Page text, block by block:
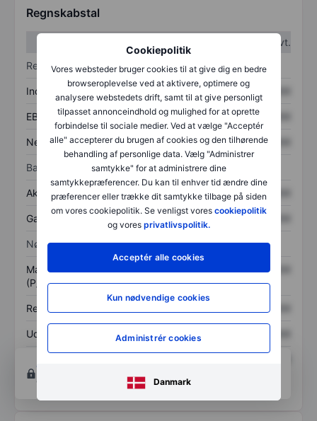
Cookiepolitik
Vores websteder bruger cookies til at give dig en bedre
browseroplevelse ved at aktivere, optimere og
analysere webstedets drift, samt til at give personligt
tilpasset annonceindhold og mulighed for at oprette
forbindelse til sociale medier. Ved at vælge "Acceptér
alle" accepterer du brugen af cookies og den tilhørende
behandling af personlige data. Vælg "Administrer
samtykke" for at administrere dine
samtykkepræferencer. Du kan til enhver tid ændre dine
præferencer eller trække dit samtykke tilbage på siden
om vores cookiepolitik. Se venligst vores cookiepolitik
og vores privatlivspolitik.
Acceptér alle cookies
Kun nødvendige cookies
Administrér cookies
Danmark
Regnskabstal
2. kvt.
Resultatopgørelse
Indtægter XXXXXXX XXXXXXX
EBITDA XXXXXXX XXXXXXX
Nettoresultat XXXXXXX XXXXXXX
Balance
Aktiver i alt XXXXXXX XXXXXXX
Gæld XXXXXXX
Nøgletal
Markedsværdi/omsætning
(P/S)
XXXXXXX
Resultat pr. aktie (EPS) XXXXXXX
Udbytte pr. aktie XXXXXXX
Opret konto
og analyse værktøjer.